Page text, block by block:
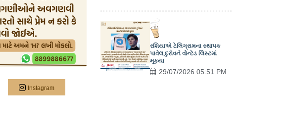
Instagram
રશિયાએ ટેલિગ્રામના સ્થાપક
પાવેલ દુરોવને વોન્ટેડ લિસ્ટમાં
મૂક્યા
29/07/2026 05:51 PM